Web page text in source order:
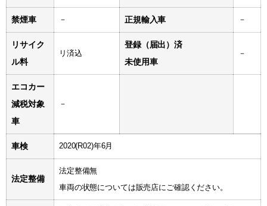
禁煙車 － 正規輸入車 －
リサイク
ル料
リ済込
登録（届出）済
未使用車
－
エコカー
減税対象
車
－
車検 2020(R02)年6月
法定整備
法定整備無
車両の状態については販売店にご確認ください。